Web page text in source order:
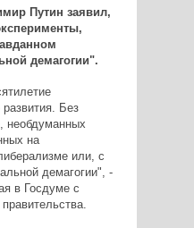
Путин заявил,
демагогии".
развития. Без
необдуманных
на
или, с
демагогии", -
в Госдуме с